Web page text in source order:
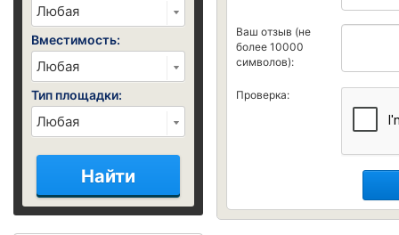
Вместимость:
Тип площадки:
Найти
Ваш отзыв (не
более 10000
символов):
Проверка: